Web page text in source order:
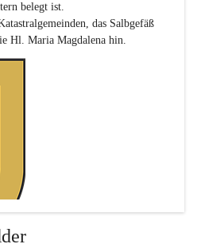
belegt ist.
das Salbgefäß